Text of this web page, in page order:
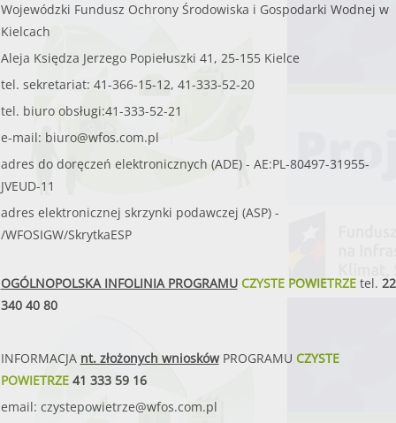
Wojewódzki Fundusz Ochrony Środowiska i Gospodarki Wodnej w
Kielcach
Aleja Księdza Jerzego Popiełuszki 41, 25-155 Kielce
tel. sekretariat: 41-366-15-12, 41-333-52-20
tel. biuro obsługi:41-333-52-21
e-mail: biuro@wfos.com.pl
adres do doręczeń elektronicznych (ADE) - AE:PL-80497-31955-
JVEUD-11
adres elektronicznej skrzynki podawczej (ASP) -
/WFOSIGW/SkrytkaESP
OGÓLNOPOLSKA INFOLINIA PROGRAMUCZYSTE POWIETRZEtel. 22
340 40 80
INFORMACJA nt. złożonych wnioskówPROGRAMU CZYSTE
POWIETRZE41 333 59 16
email: czystepowietrze@wfos.com.pl